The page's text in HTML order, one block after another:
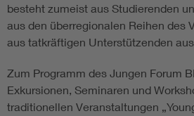
besteht zumeist aus Studierenden
aus den überregionalen Reihen des
aus tatkräftigen Unterstützenden
Zum Programm des Jungen Forum
Exkursionen, Seminaren und
traditionellen Veranstaltungen